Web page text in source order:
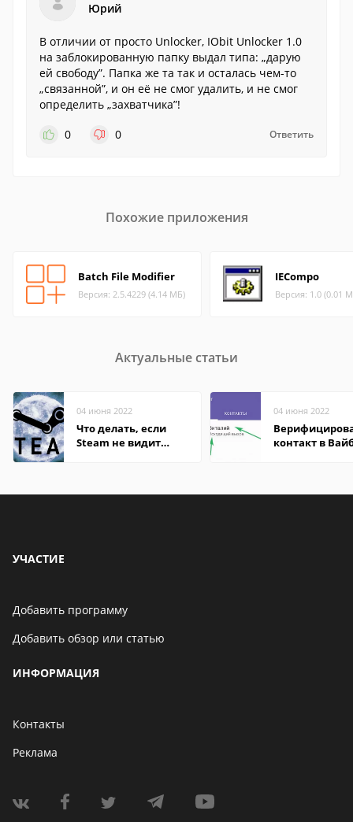
Юрий
В отличии от просто Unlocker, IObit Unlocker 1.0
на заблокированную папку выдал типа: „дарую
ей свободу”. Папка же та так и осталась чем-то
„связанной”, и он её не смог удалить, и не смог
определить „захватчика”!
0
0 Ответить
Похожие приложения
Batch File Modifier
Версия: 2.5.4229 (4.14 МБ)
IECompo
Версия: 1.0 (0.01
Актуальные статьи
04 июня 2022
Что делать, если
Steam не видит
04 июня 2022
контакт в
УЧАСТИЕ
Добавить программу
Добавить обзор или статью
ИНФОРМАЦИЯ
Контакты
Реклама